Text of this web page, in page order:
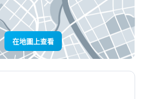
在地圖上查看